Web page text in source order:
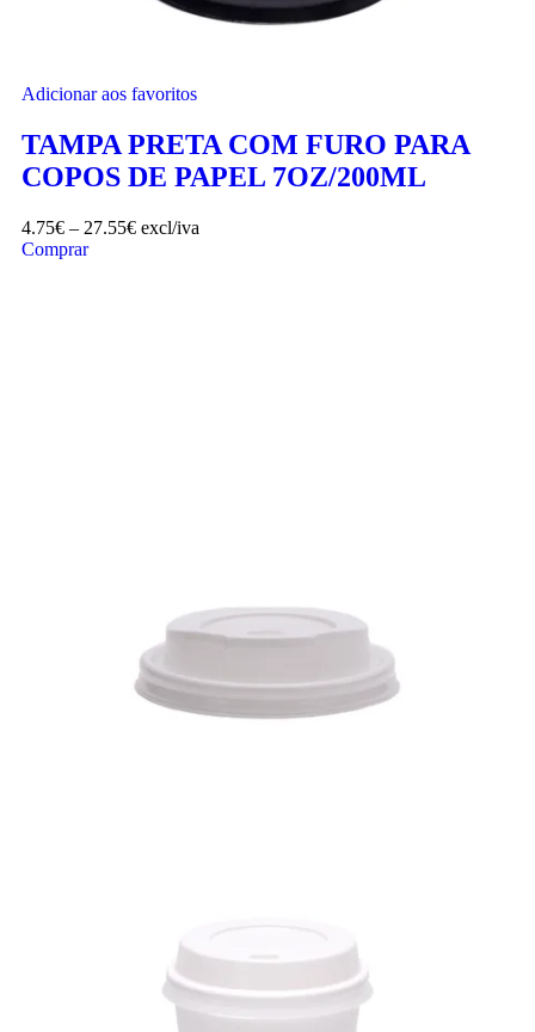
Adicionar aos favoritos
TAMPA PRETA COM FURO PARA
COPOS DE PAPEL 7OZ/200ML
4.75€ – 27.55€ excl/iva
Comprar